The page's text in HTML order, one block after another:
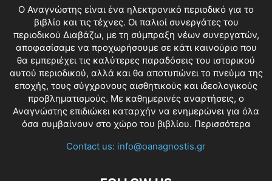
O Αναγνώστης είναι ένα ηλεκτρονικό περιοδικό για το
βιβλίο και τις τέχνες. Οι παλιοί συνεργάτες του
περιοδικού Διαβάζω, με τη σύμπραξη νέων συνεργατών,
αποφασίσαμε να προχωρήσουμε σε κάτι καινούριο που
θα εμπεριέχει τις καλύτερες παραδόσεις του ιστορικού
αυτού περιοδικού, αλλά και θα αποτυπώνει το πνεύμα της
εποχής, τους σύγχρονους αισθητικούς και ιδεολογικούς
προβληματισμούς. Με καθημερινές αναρτήσεις, ο
Αναγνώστης επιδιώκει καταρχήν να ενημερώνει για όλα
όσα συμβαίνουν στο χώρο του βιβλίου. Περισσότερα
Contact us: info@oanagnostis.gr